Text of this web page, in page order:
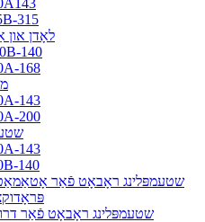
315
לאָדן און
140
168
143
200
143
140
שטעמפּלינג ראָבאָט פֿאַר
שטעמפּלינג ראָבאָט פֿאַר